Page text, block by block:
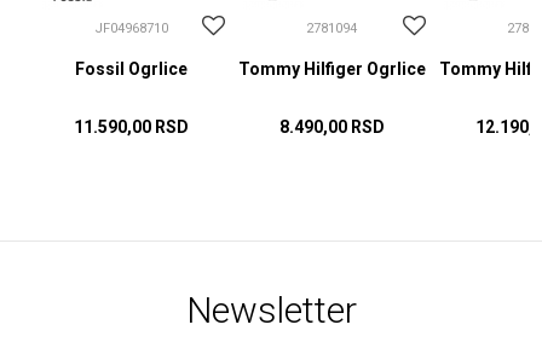
JF04968710
Fossil Ogrlice
11.590,00 RSD
2781094
Tommy Hilfiger Ogrlice
8.490,00 RSD
Tommy
Newsletter